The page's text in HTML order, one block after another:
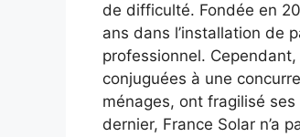
de difficulté. Fondée en
ans dans l’installation de
professionnel.
conjuguées à une
ménages, ont fragilisé
dernier, France Solar n’a